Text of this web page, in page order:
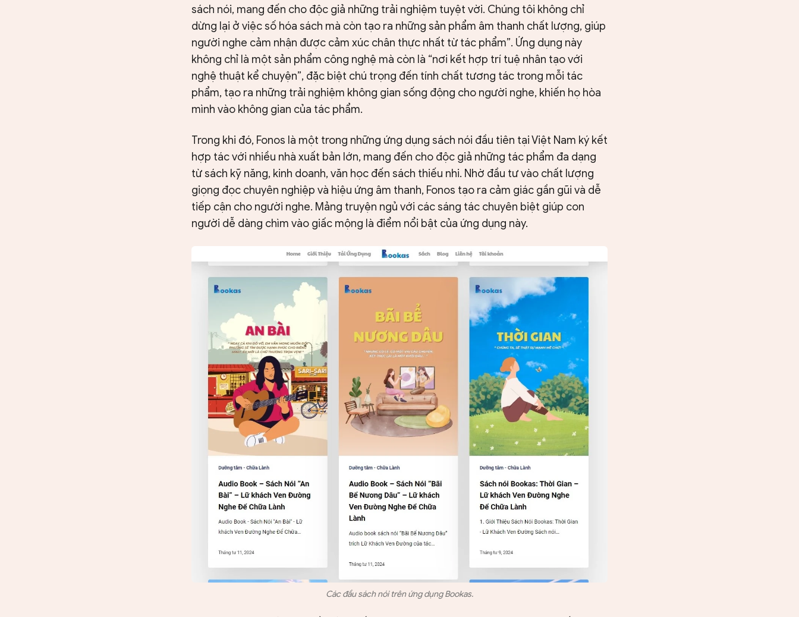
sách nói, mang đến cho độc giả những trải nghiệm tuyệt vời. Chúng tôi không chỉ
dừng lại ở việc số hóa sách mà còn tạo ra những sản phẩm âm thanh chất lượng, giúp
người nghe cảm nhận được cảm xúc chân thực nhất từ tác phẩm”. Ứng dụng này
không chỉ là một sản phẩm công nghệ mà còn là “nơi kết hợp trí tuệ nhân tạo với
nghệ thuật kể chuyện”, đặc biệt chú trọng đến tính chất tương tác trong mỗi tác
phẩm, tạo ra những trải nghiệm không gian sống động cho người nghe, khiến họ hòa
mình vào không gian của tác phẩm.
Trong khi đó, Fonos là một trong những ứng dụng sách nói đầu tiên tại Việt Nam ký kết
hợp tác với nhiều nhà xuất bản lớn, mang đến cho độc giả những tác phẩm đa dạng
từ sách kỹ năng, kinh doanh, văn học đến sách thiếu nhi. Nhờ đầu tư vào chất lượng
giọng đọc chuyên nghiệp và hiệu ứng âm thanh, Fonos tạo ra cảm giác gần gũi và dễ
tiếp cận cho người nghe. Mảng truyện ngủ với các sáng tác chuyên biệt giúp con
người dễ dàng chìm vào giấc mộng là điểm nổi bật của ứng dụng này.
Các đầu sách nói trên ứng dụng Bookas.